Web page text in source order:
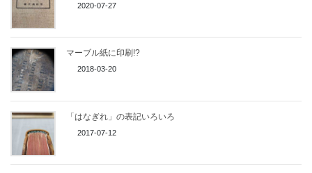
2020-07-27
マーブル紙に印刷!?
2018-03-20
「はなぎれ」の表記いろいろ
2017-07-12